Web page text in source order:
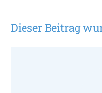
Dieser Beitrag